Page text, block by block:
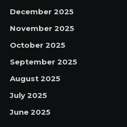
December 2025
November 2025
October 2025
September 2025
August 2025
July 2025
June 2025